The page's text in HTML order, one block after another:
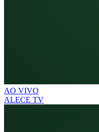
AO VIVO
ALECE TV